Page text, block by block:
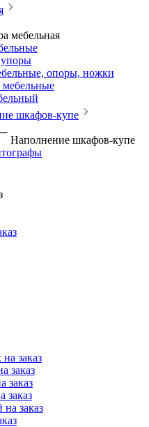
мебельная
опоры, ножки
шкафов-купе
Наполнение шкафов-купе
заказ
заказ
заказ
заказ
заказ